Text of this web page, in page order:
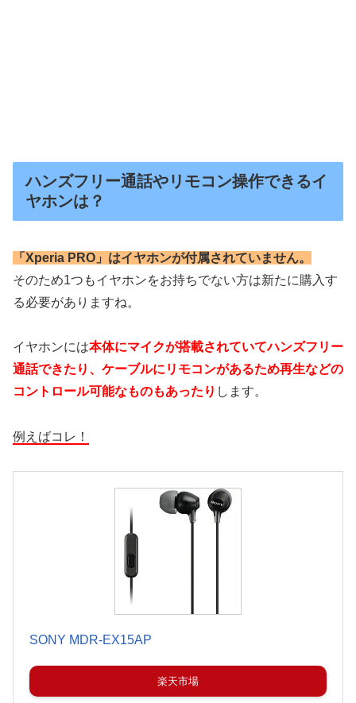
ハンズフリー通話やリモコン操作できるイ
ヤホンは？
「Xperia PRO」はイヤホンが付属されていません。
そのため1つもイヤホンをお持ちでない方は新たに購入す
る必要がありますね。
イヤホンには本体にマイクが搭載されていてハンズフリー
通話できたり、ケーブルにリモコンがあるため再生などの
コントロール可能なものもあったり します。
例えばコレ！
SONY MDR-EX15AP
楽天市場